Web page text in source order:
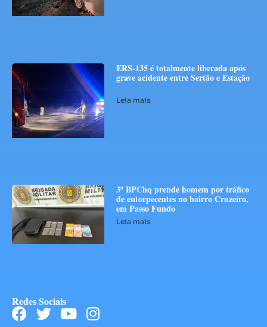
ERS-135 é totalmente liberada após
grave acidente entre Sertão e Estação
Leia mais
3º BPChq prende homem por tráfico
de entorpecentes no bairro Cruzeiro,
em Passo Fundo
Leia mais
Redes Sociais